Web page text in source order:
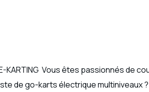
E-KARTING Vous êtes passionnés de
de go-karts électrique multiniveaux